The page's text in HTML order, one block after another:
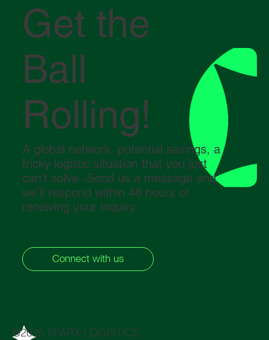
Get the
Ball
Rolling!
A global network, potential savings, a
tricky logistic situation that you just
can’t solve -Send us a message and
we’ll respond within 48 hours of
receiving your inquiry.
Connect with us
@2025 SPARX LOGISTICS